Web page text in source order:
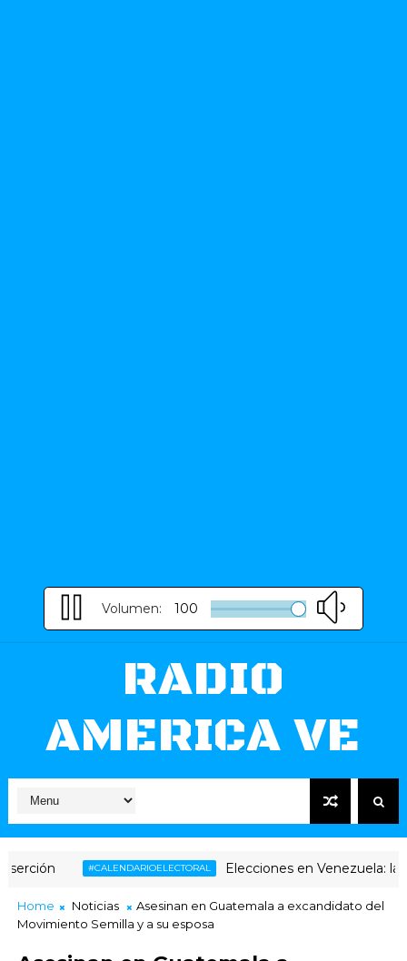
Volumen: 100
RADIO
AMERICA VE
#CALENDARIOELECTORAL Elecciones en Venezuela: la
Home Noticias
Asesinan en Guatemala a excandidato del
Movimiento Semilla y a su esposa